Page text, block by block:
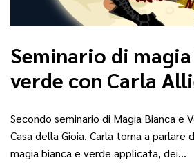
Seminario di
verde con Carla
Secondo seminario di Magia Bianca e
Casa della Gioia. Carla torna a parlare
magia bianca e verde applicata, dei…